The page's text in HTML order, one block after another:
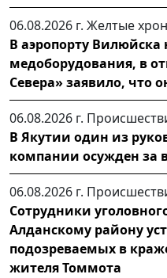
06.08.2026 г. Желтые
В аэропорту Вилюйска
медоборудования, в
Севера» заявило, что
06.08.2026 г.
В Якутии один из
компании осужден за
06.08.2026 г.
Сотрудники
Алданскому району
подозреваемых в
жителя Томмота